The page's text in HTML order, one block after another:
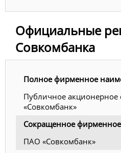
Официальные
Совкомбанка
Полное фирменное
Публичное акционерное
«Совкомбанк»
Сокращенное
ПАО «Совкомбанк»